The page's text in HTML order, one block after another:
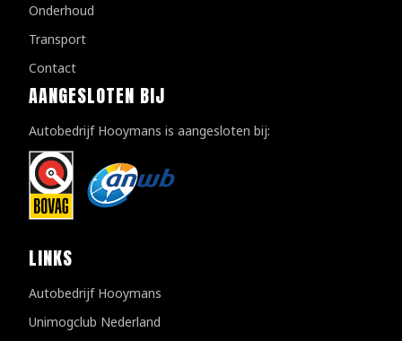
Onderhoud
Transport
Contact
AANGESLOTEN BIJ
Autobedrijf Hooymans is aangesloten bij:
LINKS
Autobedrijf Hooymans
Unimogclub Nederland